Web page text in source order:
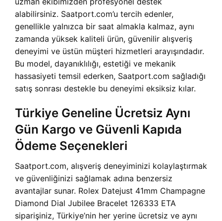
alabilirsiniz. Saatport.com’u tercih edenler,
genellikle yalnızca bir saat almakla kalmaz, aynı
zamanda yüksek kaliteli ürün, güvenilir alışveriş
deneyimi ve üstün müşteri hizmetleri arayışındadır.
Bu model, dayanıklılığı, estetiği ve mekanik
hassasiyeti temsil ederken, Saatport.com sağladığı
satış sonrası destekle bu deneyimi eksiksiz kılar.
Türkiye Geneline Ücretsiz Aynı
Gün Kargo ve Güvenli Kapıda
Ödeme Seçenekleri
Saatport.com, alışveriş deneyiminizi kolaylaştırmak
ve güvenliğinizi sağlamak adına benzersiz
avantajlar sunar. Rolex Datejust 41mm Champagne
Diamond Dial Jubilee Bracelet 126333 ETA
siparişiniz, Türkiye’nin her yerine ücretsiz ve aynı